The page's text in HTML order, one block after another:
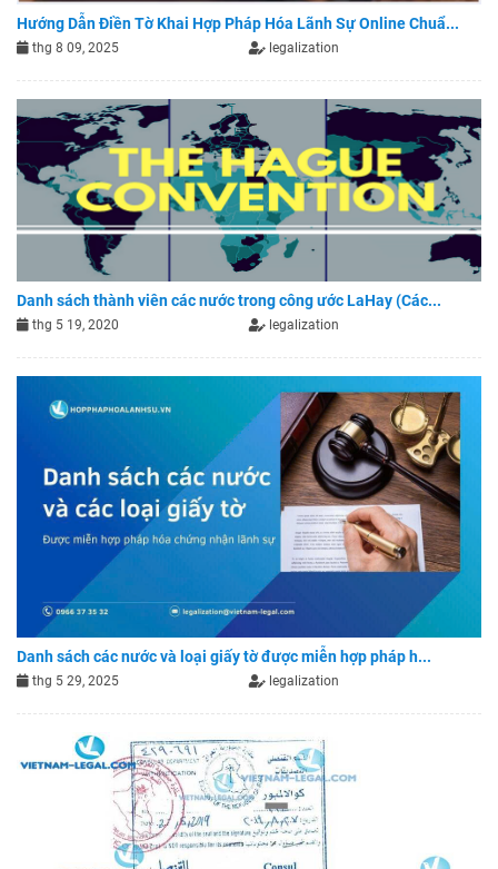
Hướng Dẫn Điền Tờ Khai Hợp Pháp Hóa Lãnh Sự Online Chuẩ...
thg 8 09, 2025 legalization
Danh sách thành viên các nước trong công ước LaHay (Các...
thg 5 19, 2020 legalization
Danh sách các nước và loại giấy tờ được miễn hợp pháp h...
thg 5 29, 2025 legalization